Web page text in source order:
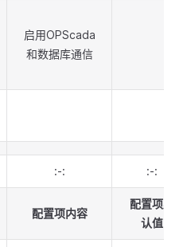
启用OPScada
和数据库通信
:-: :-:
配置项内容
配置项默
认值